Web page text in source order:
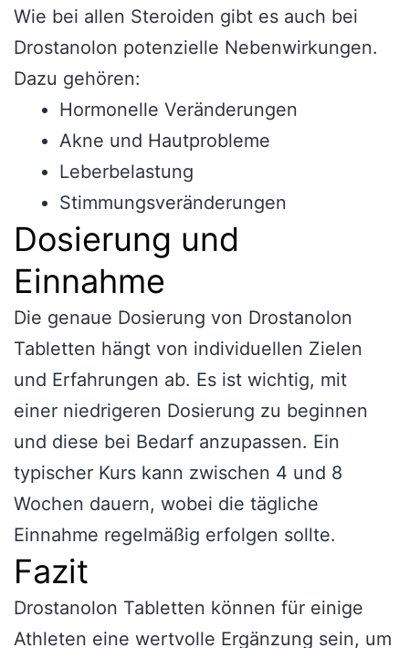
Wie bei allen Steroiden gibt es auch bei
Drostanolon potenzielle Nebenwirkungen.
Dazu gehören:
Hormonelle Veränderungen
Akne und Hautprobleme
Leberbelastung
Stimmungsveränderungen
Dosierung und
Einnahme
Die genaue Dosierung von Drostanolon
Tabletten hängt von individuellen Zielen
und Erfahrungen ab. Es ist wichtig, mit
einer niedrigeren Dosierung zu beginnen
und diese bei Bedarf anzupassen. Ein
typischer Kurs kann zwischen 4 und 8
Wochen dauern, wobei die tägliche
Einnahme regelmäßig erfolgen sollte.
Fazit
Drostanolon Tabletten können für einige
Athleten eine wertvolle Ergänzung sein, um